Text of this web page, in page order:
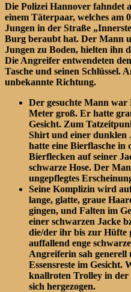
Die Polizei Hannover fahndet
einem Täterpaar, welches am
Jungen in der Straße
Burg beraubt hat. Der Mann
Jungen zu Boden, hielten ihn
Die Angreifer entwendeten
Tasche und seinen Schlüssel.
unbekannte Richtung.
Der gesuchte Mann
Meter groß. Er hatte
Gesicht. Zum
Shirt und einer dunklen
hatte eine Bierflasche in
Bierflecken auf seiner
schwarze Hose. Der
ungepflegtes
Seine Komplizin wird
lange, glatte, graue
gingen, und Falten im
einer schwarzen Jacke
die/der ihr bis zur Hüfte
auffallend enge
Angreiferin sah generell
Essensreste im Gesicht.
knallroten Trolley in der
sich hergezogen.